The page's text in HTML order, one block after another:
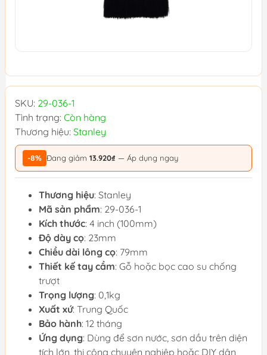
SKU: 29-036-1
Tình trạng: Còn hàng
Thương hiệu: Stanley
-8% Đang giảm 13.920₫ — Áp dụng ngay
Thương hiệu: Stanley
Mã sản phẩm: 29-036-1
Kích thước: 4 inch (100mm)
Độ dày cọ: 23mm
Chiều dài lông cọ: 79mm
Thiết kế tay cầm: Gỗ hoặc bọc cao su chống
trượt
Trọng lượng: 0,1kg
Xuất xứ: Trung Quốc
Bảo hành: 12 tháng
Ứng dụng: Dùng để sơn nước, sơn dầu trên diện
tích lớn, thi công chuyên nghiệp hoặc DIY dân